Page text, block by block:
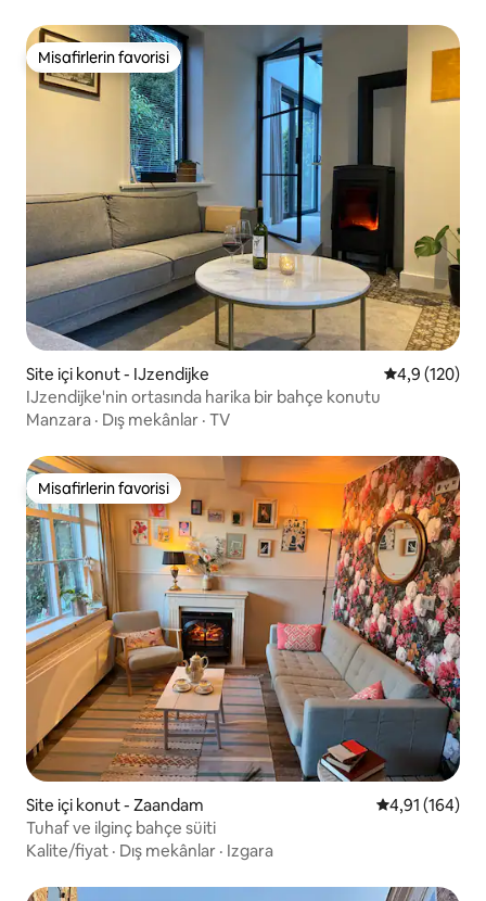
Misafirlerin favorisi
Misafirlerin favorisi
Site içi konut - IJzendijke 5 üzerinden
4,9 (120)
IJzendijke'nin ortasında harika bir bahçe konutu
Manzara · Dış mekânlar · TV
Misafirlerin favorisi
Misafirlerin favorisi
Site içi konut - Zaandam 5 üzerinden
4,91 (164)
Tuhaf ve ilginç bahçe süiti
Kalite/fiyat · Dış mekânlar · Izgara